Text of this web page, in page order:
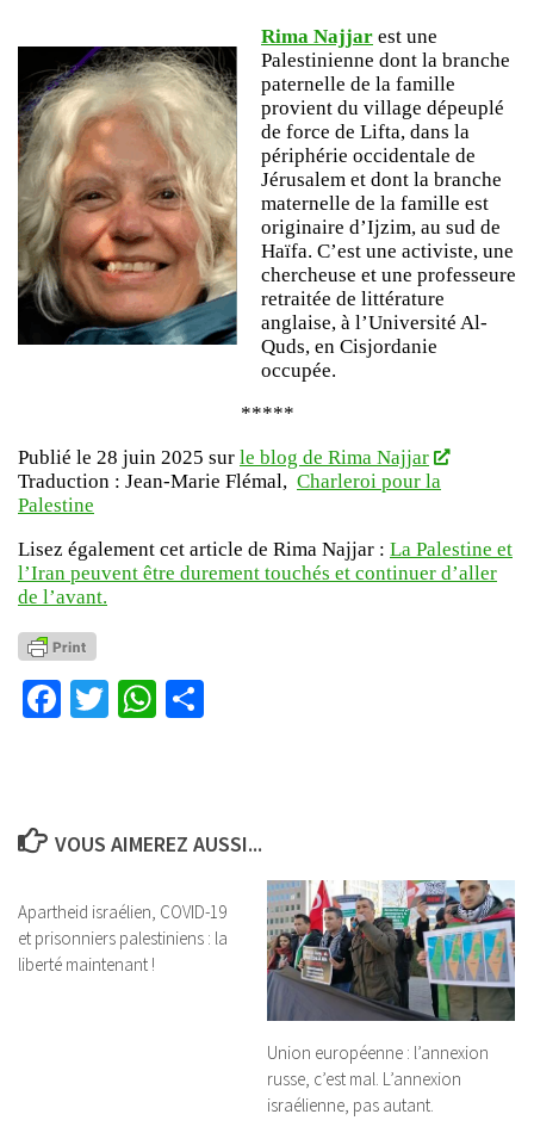
Rima Najjar est une
Palestinienne dont la branche
paternelle de la famille
provient du village dépeuplé
de force de Lifta, dans la
périphérie occidentale de
Jérusalem et dont la branche
maternelle de la famille est
originaire d’Ijzim, au sud de
Haïfa. C’est une activiste, une
chercheuse et une professeure
retraitée de littérature
anglaise, à l’Université Al-
Quds, en Cisjordanie
occupée.
*****
Publié le 28 juin 2025 sur le blog de Rima Najjar
Traduction : Jean-Marie Flémal, Charleroi pour la
Palestine
Lisez également cet article de Rima Najjar : La Palestine et
l’Iran peuvent être durement touchés et continuer d’aller
de l’avant.
Facebook
TwitterWhatsApp
VOUS AIMEREZ AUSSI...
Apartheid israélien, COVID-19
et prisonniers palestiniens : la
liberté maintenant !
Union européenne : l’annexion
russe, c’est mal. L’annexion
israélienne, pas autant.